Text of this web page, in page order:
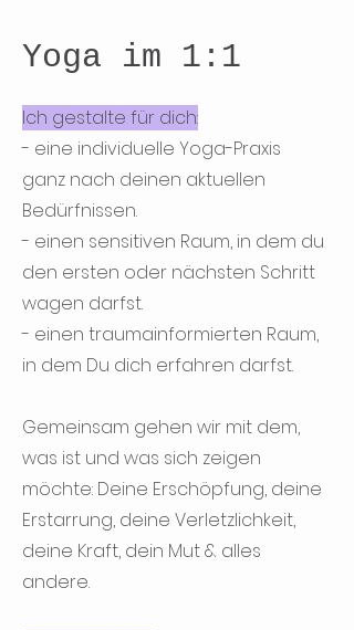
Yoga im 1:1
Ich gestalte für dich:
- eine individuelle Yoga-Praxis
ganz nach deinen aktuellen
Bedürfnissen.
- einen sensitiven Raum, in dem du
den ersten oder nächsten Schritt
wagen darfst.
- einen traumainformierten Raum,
in dem Du dich erfahren darfst.
Gemeinsam gehen wir mit dem,
was ist und was sich zeigen
möchte: Deine Erschöpfung, deine
Erstarrung, deine Verletzlichkeit,
deine Kraft, dein Mut & alles
andere.